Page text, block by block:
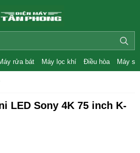
rửa bát Máy lọc khí Điều hòa Máy
LED Sony 4K 75 inch K-